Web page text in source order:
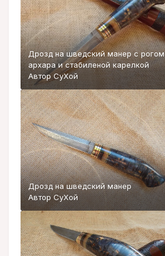
Дрозд на шведский манер с рогом
архара и стабиленой карелкой
Автор СуХой
Дрозд на шведский манер
АвторСуХой